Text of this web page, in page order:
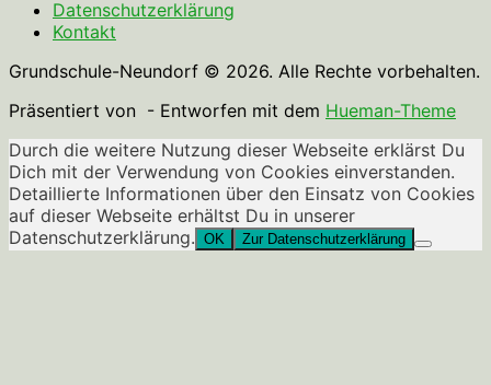
Datenschutzerklärung
Kontakt
Grundschule-Neundorf © 2026. Alle Rechte vorbehalten.
Präsentiert von - Entworfen mit dem Hueman-Theme
Durch die weitere Nutzung dieser Webseite erklärst Du
Dich mit der Verwendung von Cookies einverstanden.
Detaillierte Informationen über den Einsatz von Cookies
auf dieser Webseite erhältst Du in unserer
Datenschutzerklärung. OK Zur Datenschutzerklärung